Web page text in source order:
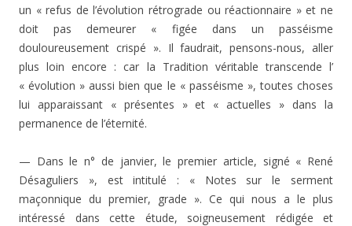
un « refus de l’évolution ré­trograde ou réactionnaire » et ne
doit pas demeurer « fi­gée dans un passéisme
douloureusement crispé ». Il fau­drait, pensons-nous, aller
plus loin encore : car la Tradi­tion véritable transcende l’
« évolution » aussi bien que le « passéisme », toutes choses
lui apparaissant « présentes » et « actuelles » dans la
permanence de l’éternité.
— Dans le n° de janvier, le premier article, signé « René
Désaguliers », est intitulé : « Notes sur le serment
maçonnique du premier, grade ». Ce qui nous a le plus
intéressé dans cette étude, soigneusement rédigée et